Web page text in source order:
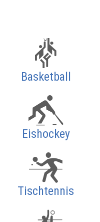
Basketball
Eishockey
Tischtennis